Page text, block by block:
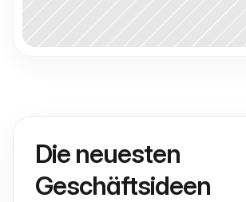
Die neuesten
Geschäftsideen